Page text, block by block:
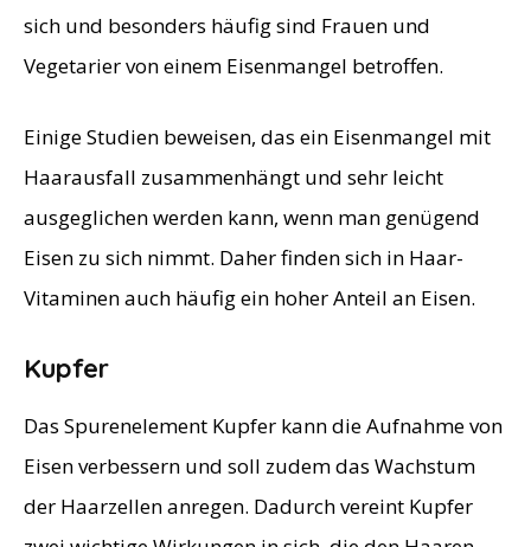
sich und besonders häufig sind Frauen und
Vegetarier von einem Eisenmangel betroffen.
Einige Studien beweisen, das ein Eisenmangel mit
Haarausfall zusammenhängt und sehr leicht
ausgeglichen werden kann, wenn man genügend
Eisen zu sich nimmt. Daher finden sich in Haar-
Vitaminen auch häufig ein hoher Anteil an Eisen.
Kupfer
Das Spurenelement Kupfer kann die Aufnahme von
Eisen verbessern und soll zudem das Wachstum
der Haarzellen anregen. Dadurch vereint Kupfer